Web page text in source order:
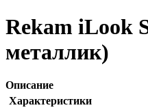
Rekam iLook
металлик)
Описание
Характеристики